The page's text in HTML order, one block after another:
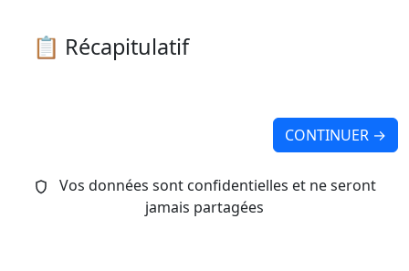
📋 Récapitulatif
CONTINUER →
Vos données sont confidentielles et ne seront
jamais partagées